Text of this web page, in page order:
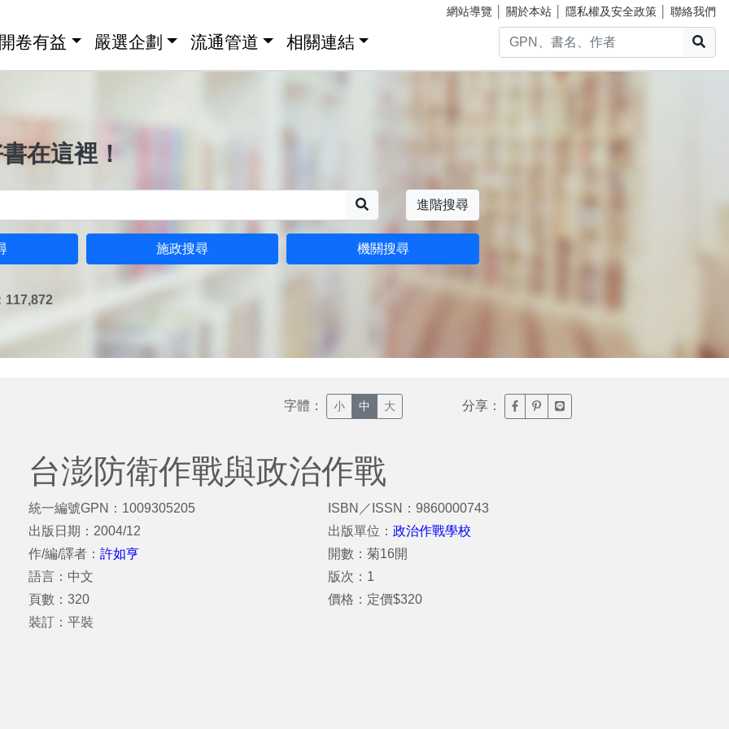
網站導覽 關於本站 隱私權及安全政策 聯絡我們
卷有益 嚴選企劃 流通管道 相關連結
在這裡！
進階搜尋
施政搜尋 機關搜尋
117,872
字體： 小 中 大 分享： 臉書分享(另開新視窗)
噗浪分享(另開新視窗)
Line分享(另開新視窗)
台澎防衛作戰與政治作戰
統一編號GPN：1009305205
出版日期：2004/12
作/編/譯者： 許如亨
語言：中文
頁數：320
裝訂：平裝
ISBN／ISSN：9860000743
出版單位：政治作戰學校
開數：菊16開
版次：1
價格：定價$320